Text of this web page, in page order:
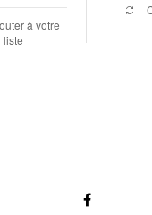
à votre
liste